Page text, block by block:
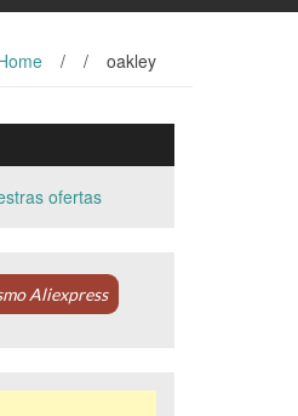
/ / oakley
ofertas
Aliexpress